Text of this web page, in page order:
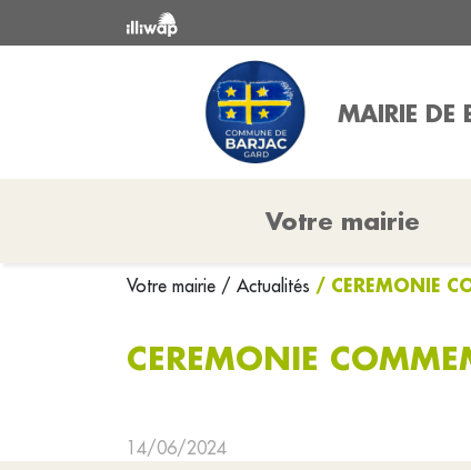
MAIRIE DE
Votre mairie
Votre mairie / Actualités / CEREMONIE
CEREMONIE
14/06/2024